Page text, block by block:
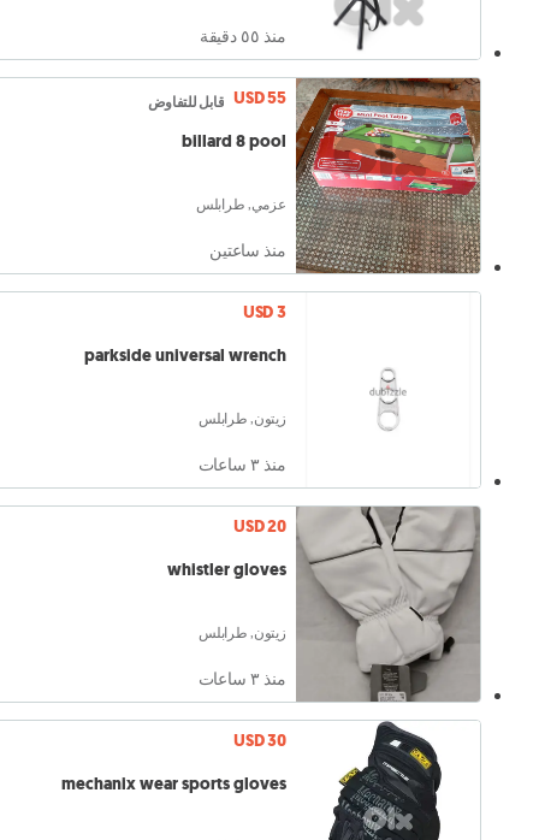
منذ ٥٥ دقيقة
USD 55 قابل للتفاوض
billard 8 pool
عزمي, طرابلس
منذ ساعتين
USD 3
parkside universal wrench
زيتون, طرابلس
منذ ٣ ساعات
USD 20
whistler gloves
زيتون, طرابلس
منذ ٣ ساعات
USD 30
mechanix wear sports gloves